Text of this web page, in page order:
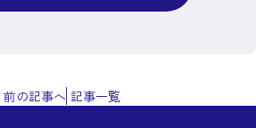
前の記事へ 記事一覧